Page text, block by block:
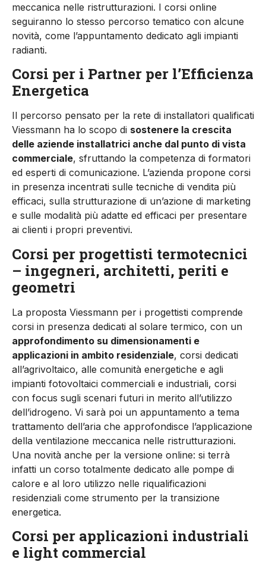
meccanica nelle ristrutturazioni. I corsi online
seguiranno lo stesso percorso tematico con alcune
novità, come l’appuntamento dedicato agli impianti
radianti.
Corsi per i Partner per l’Efficienza
Energetica
Il percorso pensato per la rete di installatori qualificati
Viessmann ha lo scopo di sostenere la crescita
delle aziende installatrici anche dal punto di vista
commerciale, sfruttando la competenza di formatori
ed esperti di comunicazione. L’azienda propone corsi
in presenza incentrati sulle tecniche di vendita più
efficaci, sulla strutturazione di un’azione di marketing
e sulle modalità più adatte ed efficaci per presentare
ai clienti i propri preventivi.
Corsi per progettisti termotecnici
– ingegneri, architetti, periti e
geometri
La proposta Viessmann per i progettisti comprende
corsi in presenza dedicati al solare termico, con un
approfondimento su dimensionamenti e
applicazioni in ambito residenziale, corsi dedicati
all’agrivoltaico, alle comunità energetiche e agli
impianti fotovoltaici commerciali e industriali, corsi
con focus sugli scenari futuri in merito all’utilizzo
dell’idrogeno. Vi sarà poi un appuntamento a tema
trattamento dell’aria che approfondisce l’applicazione
della ventilazione meccanica nelle ristrutturazioni.
Una novità anche per la versione online: si terrà
infatti un corso totalmente dedicato alle pompe di
calore e al loro utilizzo nelle riqualificazioni
residenziali come strumento per la transizione
energetica.
Corsi per applicazioni industriali
e light commercial